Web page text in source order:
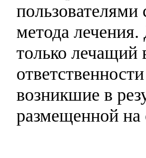
пользователями
метода
только лечащий
возникшие в
размещенной на